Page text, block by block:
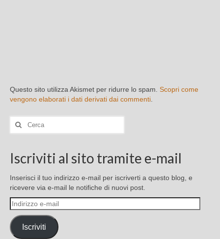
Questo sito utilizza Akismet per ridurre lo spam. Scopri come
vengono elaborati i dati derivati dai commenti
Cerca:
Iscriviti al sito tramite e-mail
Inserisci il tuo indirizzo e-mail per iscriverti a questo blog, e
ricevere via e-mail le notifiche di nuovi post.
Indirizzo
e-
mail
Iscriviti